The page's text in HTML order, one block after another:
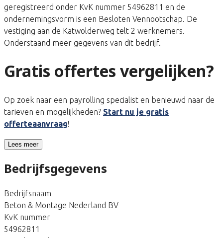
geregistreerd onder KvK nummer 54962811 en de
ondernemingsvorm is een Besloten Vennootschap. De
vestiging aan de Katwolderweg telt 2 werknemers.
Onderstaand meer gegevens van dit bedrijf.
Gratis offertes vergelijken?
Op zoek naar een payrolling specialist en benieuwd naar de
tarieven en mogelijkheden? Start nu je gratis
offerteaanvraag!
Lees meer
Bedrijfsgegevens
Bedrijfsnaam
Beton & Montage Nederland BV
KvK nummer
54962811